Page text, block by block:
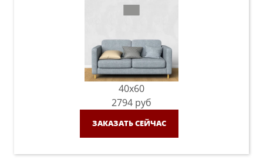
40x60
2794 руб
ЗАКАЗАТЬ СЕЙЧАС